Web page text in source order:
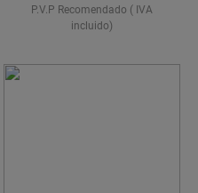
P.V.P Recomendado ( IVA
incluido)